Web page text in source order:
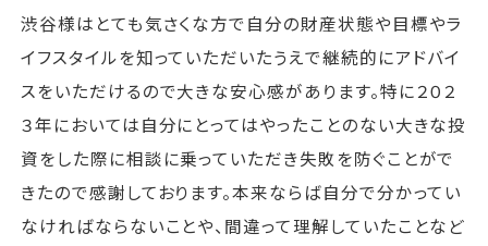
渋谷様はとても気さくな方で自分の財産状態や目標やラ
イフスタイルを知っていただいたうえで継続的にアドバイ
スをいただけるので大きな安心感があります。特に２０２
３年においては自分にとってはやったことのない大きな投
資をした際に相談に乗っていただき失敗を防ぐことがで
きたので感謝しております。本来ならば自分で分かってい
なければならないことや、間違って理解していたことなど